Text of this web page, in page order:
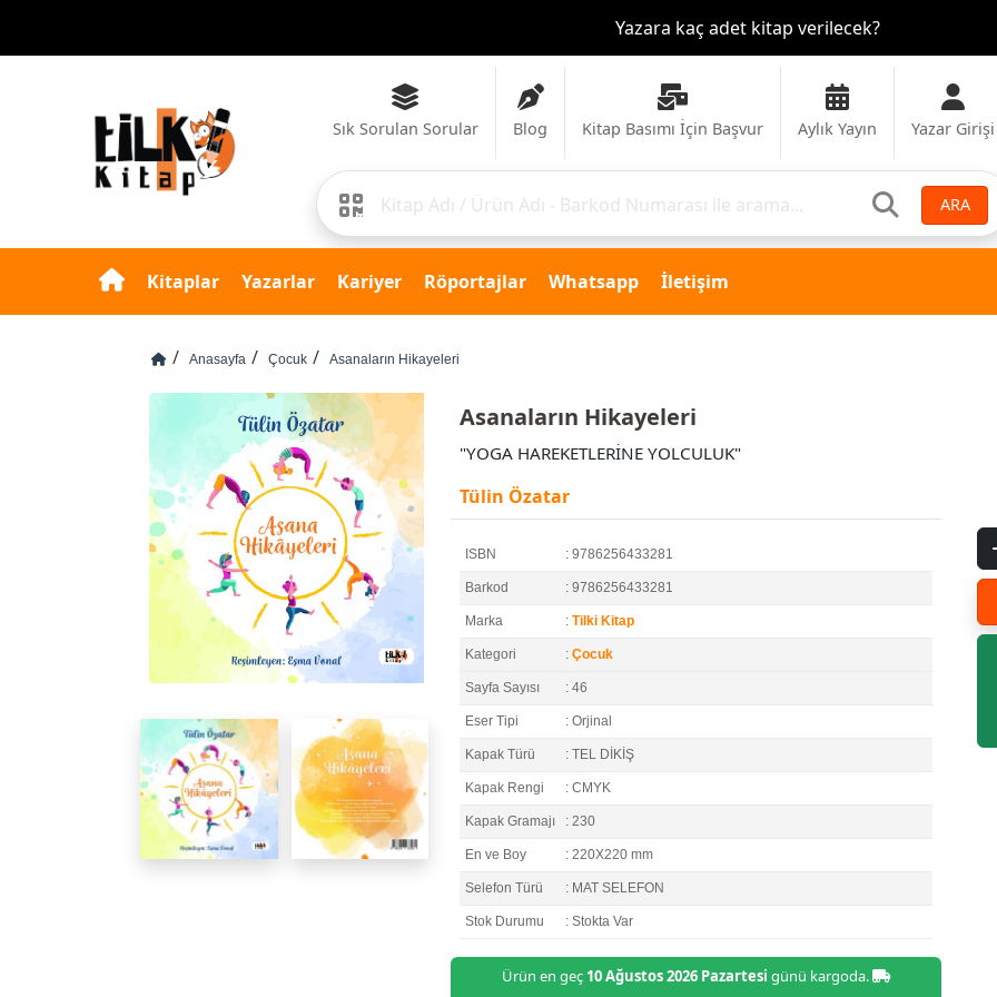
Sık Sorulan Sorular Blog Kitap Basımı İçin Başvur Aylık Yayın Yazar Girişi
ARA
Kitaplar Yazarlar Kariyer Röportajlar Whatsapp İletişim
Anasayfa Çocuk Asanaların Hikayeleri
Asanaların Hikayeleri
"YOGA HAREKETLERİNE YOLCULUK"
Tülin Özatar
ISBN : 9786256433281
Barkod : 9786256433281
Marka : Tilki Kitap
Kategori : Çocuk
Sayfa Sayısı : 46
Eser Tipi : Orjinal
Kapak Türü : TEL DİKİŞ
Kapak Rengi : CMYK
Kapak Gramajı : 230
En ve Boy : 220X220 mm
Selefon Türü : MAT SELEFON
Stok Durumu : Stokta Var
Ürün en geç 10 Ağustos 2026 Pazartesi günü kargoda.